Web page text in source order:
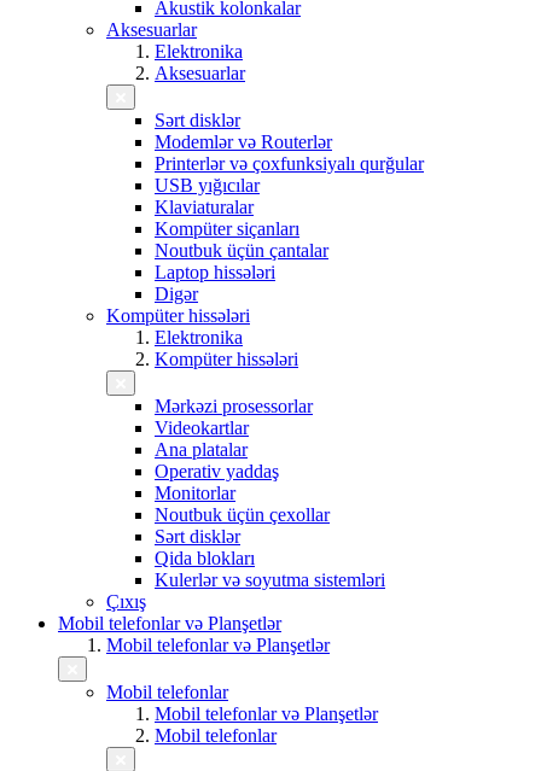
Akustik kolonkalar
Aksesuarlar
Elektronika
Aksesuarlar
Sərt disklər
Modemlər və Routerlər
Printerlər və çoxfunksiyalı qurğular
USB yığıcılar
Klaviaturalar
Kompüter siçanları
Noutbuk üçün çantalar
Laptop hissələri
Digər
Kompüter hissələri
Elektronika
Kompüter hissələri
Mərkəzi prosessorlar
Videokartlar
Ana platalar
Operativ yaddaş
Monitorlar
Noutbuk üçün çexollar
Sərt disklər
Qida blokları
Kulerlər və soyutma sistemləri
Çıxış
Mobil telefonlar və Planşetlər
Mobil telefonlar və Planşetlər
Mobil telefonlar
Mobil telefonlar və Planşetlər
Mobil telefonlar